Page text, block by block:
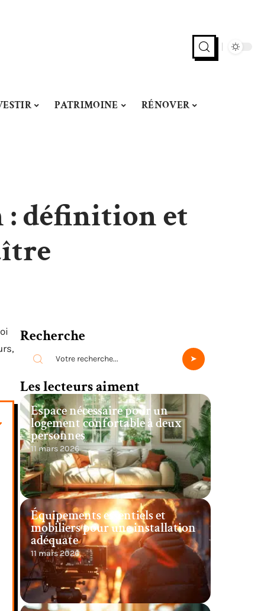
PATRIMOINE RÉNOVER
: définition et
Recherche
Les lecteurs aiment
Espace nécessaire pour un
logement confortable à deux
personnes
11 mars 2026
Équipements essentiels et
mobiliers pour une installation
adéquate
11 mars 2026